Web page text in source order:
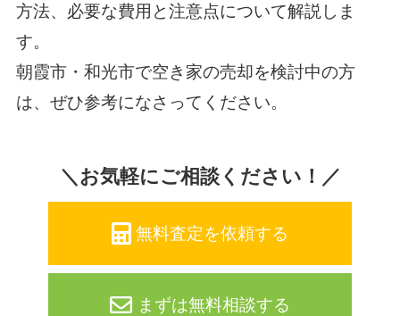
方法、必要な費用と注意点について解説しま
す。
朝霞市・和光市で空き家の売却を検討中の方
は、ぜひ参考になさってください。
＼お気軽にご相談ください！／
無料査定を依頼する
まずは無料相談する